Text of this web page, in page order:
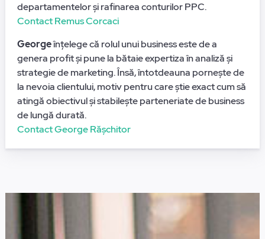
departamentelor și rafinarea conturilor PPC.
Contact Remus Corcaci
Georgeînțelege că rolul unui business este de a
genera profit și pune la bătaie expertiza în analiză și
strategie de marketing. Însă, întotdeauna pornește de
la nevoia clientului, motiv pentru care știe exact cum să
atingă obiectivul și stabilește parteneriate de business
de lungă durată.
Contact George Rășchitor